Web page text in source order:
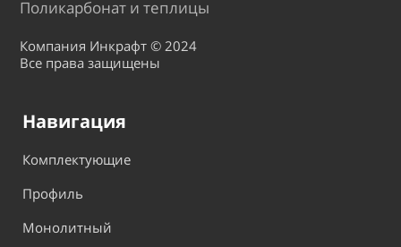
Поликарбонат и теплицы
Компания Инкрафт © 2024
Все права защищены
Навигация
Комплектующие
Профиль
Монолитный